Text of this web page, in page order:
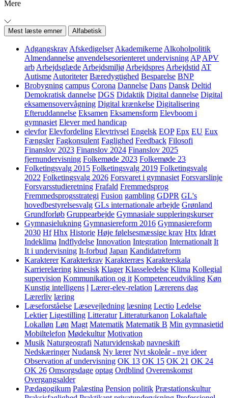
Mere
Mest læste emner Alfabetisk
Adgangskrav Afskedigelser Akademikerne Alkoholpolitik
Almendannelse anvendelsesorienteret undervisning AP APV
arb Arbejdsglæde Arbejdsmiljø Arbejdspres Arbejdstid AT
Autisme Autoriteter Bæredygtighed Besparelse BNP
Brobygning campus Corona Dannelse Dans Dansk Deltid
Demokratisk dannelse DGS Didaktik Digital dannelse Digital
eksamensovervågning Digital krænkelse Digitalisering
Efteruddannelse Eksamen Eksamensform Elevboom i
gymnasiet Elever med handicap
elevfor Elevfordeling Elevtrivsel Engelsk EOP Epx EU Eux
Fængsler Fagkonsulent Faglighed Feedback Filosofi
Finanslov 2023 Finanslov 2024 Finanslov 2025
fjernundervisning Folkemøde 2023 Folkemøde 23
Folketingsvalg 2015 Folketingsvalg 2019 Folketingsvalg
2022 Folketingsvalg 2026 Forsvaret i gymnasiet Forsvarslinje
Forsvarsstudieretning Frafald Fremmedsprog
Fremmedsprogsstrategi Fusion gambling GDPR GL's
hovedbestyrelsesvalg GLs internationale arbejde Grønland
Grundforløb Gruppearbejde Gymnasiale suppleringskurser
Gymnasielukning Gymnasiereform 2016 Gymnasiereform
2030 Hf Hhx Historie Høje følelsesmæssige krav Htx Idræt
Indeklima Indflydelse Innovation Integration Internationalt It
It i undervisning It-forbud Japan Kandidatreform
Karakterer Karakterkrav Karakterræs Karakterskala
Karrierelæring kinesisk Klager Klasseledelse Klima Kollegial
supervision Kommunikation og it Kompetenceudvikling Køn
Kunstig intelligens l Lærer-elev-relation Lærerens dag
Lærerliv læring
Læseforståelse Læsevejledning læsning Lectio Ledelse
Lektier Ligestilling Litteratur Litteraturkanon Lokalaftale
Lokalløn Løn Magt Matematik Matematik B Min gymnasietid
Mobiltelefon Mødekultur Motivation
Musik Naturgeografi Naturvidenskab navneskift
Nedskæringer Nudansk Ny lærer Nyt skoleår - nye ideer
Observation af undervisning OK 13 OK 15 OK 21 OK 24
OK 26 Omsorgsdage optag Ordblind Overenskomst
Overgangsalder
Pædagogikum Palæstina Pension politik Præstationskultur